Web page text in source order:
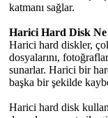
katmanı sağlar.
Harici Hard Disk Ne
Harici hard diskler,
dosyalarını,
sunarlar. Harici bir
başka bir şekilde
Harici hard disk